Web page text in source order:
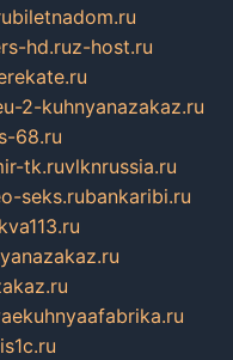
biletnadom.ru
hd.ruz-host.ru
2-kuhnyanazakaz.ru
68.ru
tk.ruvlknrussia.ru
seks.rubankaribi.ru